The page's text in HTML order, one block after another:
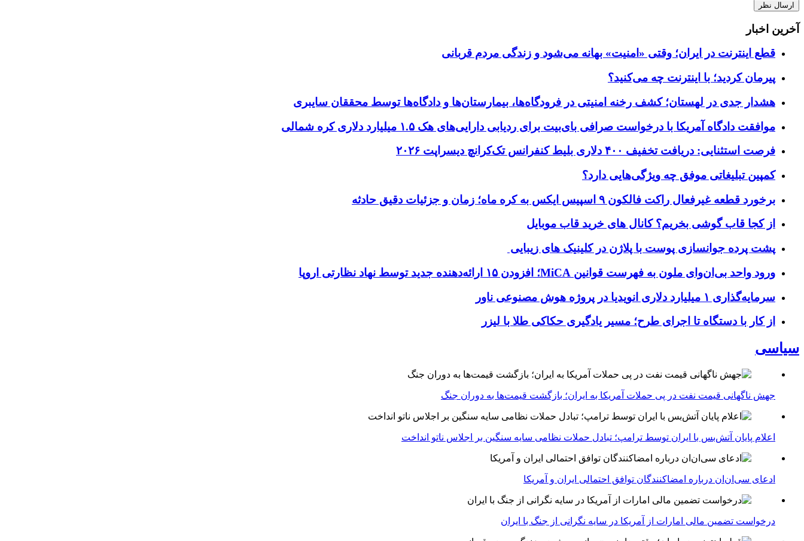
آخرین اخبار
قطع اینترنت در ایران؛ وقتی «امنیت» بهانه می‌شود و زندگی مردم قربانی
پیرمان کردید؛ با اینترنت چه می‌کنید؟
هشدار جدی در لهستان؛ کشف رخنه امنیتی در فرودگاه‌ها، بیمارستان‌ها و دادگاه‌ها توسط محققان سایبری
موافقت دادگاه آمریکا با درخواست صرافی بای‌بیت برای ردیابی دارایی‌های هک ۱.۵ میلیارد دلاری کره شمالی
فرصت استثنایی: دریافت تخفیف ۴۰۰ دلاری بلیط کنفرانس تک‌کرانچ دیسراپت ۲۰۲۶
کمپین تبلیغاتی موفق چه ویژگی‌هایی دارد؟
برخورد قطعه غیرفعال راکت فالکون ۹ اسپیس ایکس به کره ماه؛ زمان و جزئیات دقیق حادثه
از کجا قاب گوشی بخریم؟ کانال های خرید قاب موبایل
پشت پرده جوانسازی پوست با پلاژن در کلینیک های زیبایی
ورود واحد بی‌ان‌وای ملون به فهرست قوانین MiCA؛ افزودن ۱۵ ارائه‌دهنده جدید توسط نهاد نظارتی اروپا
سرمایه‌گذاری ۱ میلیارد دلاری انویدیا در پروژه هوش مصنوعی ناور
از کار با دستگاه تا اجرای طرح؛ مسیر یادگیری حکاکی طلا با لیزر
سیاسی
جهش ناگهانی قیمت نفت در پی حملات آمریکا به ایران؛ بازگشت قیمت‌ها به دوران جنگ
اعلام پایان آتش‌بس با ایران توسط ترامپ؛ تبادل حملات نظامی سایه سنگین بر اجلاس ناتو انداخت
ادعای سی‌ان‌ان درباره امضاکنندگان توافق احتمالی ایران و آمریکا
درخواست تضمین مالی امارات از آمریکا در سایه نگرانی از جنگ با ایران